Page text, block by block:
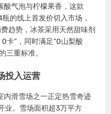
酸气泡与柠檬果香，这款
的线上首发价切入市场，
趋势，冰茶采用天然甜味剂
卡”，同时满足“0山梨酸
三重标准。
投入运营
内滑雪场之一正定热雪奇迹
业。雪场面积超3万平方